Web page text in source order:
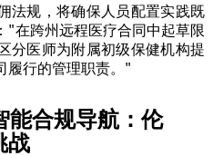
法规，将确保人员配置实践既
"在跨州远程医疗合同中起草限
分医师为附属初级保健机构提
履行的管理职责。"
能合规导航：伦
战